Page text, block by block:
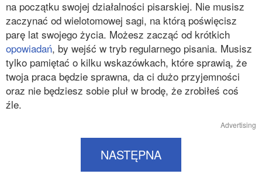
na początku swojej działalności pisarskiej. Nie musisz
zaczynać od wielotomowej sagi, na którą poświęcisz
parę lat swojego życia. Możesz zacząć od krótkich
opowiadań, by wejść w tryb regularnego pisania. Musisz
tylko pamiętać o kilku wskazówkach, które sprawią, że
twoja praca będzie sprawna, da ci dużo przyjemności
oraz nie będziesz sobie pluł w brodę, że zrobiłeś coś
źle.
Advertising
NASTĘPNA